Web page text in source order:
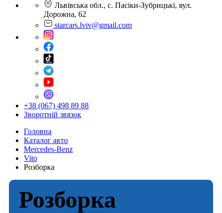
Львівська обл., с. Пасіки-Зубрицькі, вул.
Дорожна, 62
starcars.lviv@gmail.com
+38 (067) 498 89 88
Зворотній звязок
Головна
Каталог авто
Mercedes-Benz
Vito
Розборка
Розборка